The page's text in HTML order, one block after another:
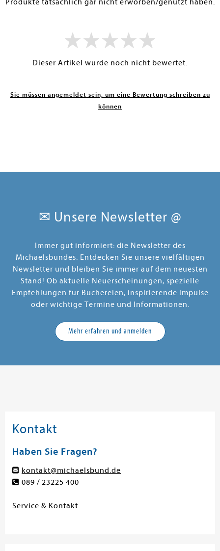
Produkte tatsächlich gar nicht erworben/genutzt haben.
Dieser Artikel wurde noch nicht bewertet.
Sie müssen angemeldet sein, um eine Bewertung schreiben zu
können
✉ Unsere Newsletter @
Immer gut informiert: die Newsletter des
Michaelsbundes. Entdecken Sie unsere vielfältigen
Newsletter und bleiben Sie immer auf dem neuesten
Stand! Ob aktuelle Neuerscheinungen, spezielle
Empfehlungen für Büchereien, inspirierende Impulse
oder wichtige Termine und Informationen.
Mehr erfahren und anmelden
Kontakt
Haben Sie Fragen?
kontakt@michaelsbund.de
089 / 23225 400
Service & Kontakt